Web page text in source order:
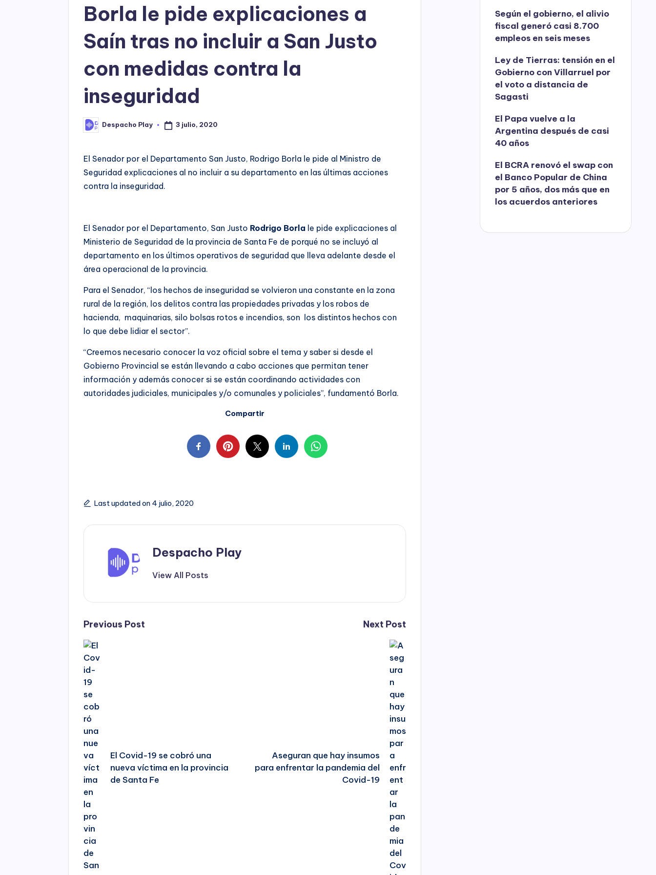
o
P
l
Borla le pide explicaciones a
Saín tras no incluir a San Justo
con medidas contra la
inseguridad
Posted
by
Despacho Play 3 julio, 2020
El Senador por el Departamento San Justo, Rodrigo Borla le pide al Ministro de
Seguridad explicaciones al no incluir a su departamento en las últimas acciones
contra la inseguridad.
El Senador por el Departamento, San Justo Rodrigo Borla le pide explicaciones al
Ministerio de Seguridad de la provincia de Santa Fe de porqué no se incluyó al
departamento en los últimos operativos de seguridad que lleva adelante desde el
área operacional de la provincia.
Para el Senador, “los hechos de inseguridad se volvieron una constante en la zona
rural de la región, los delitos contra las propiedades privadas y los robos de
hacienda, maquinarias, silo bolsas rotos e incendios, son los distintos hechos con
lo que debe lidiar el sector”.
“Creemos necesario conocer la voz oficial sobre el tema y saber si desde el
Gobierno Provincial se están llevando a cabo acciones que permitan tener
información y además conocer si se están coordinando actividades con
autoridades judiciales, municipales y/o comunales y policiales”, fundamentó Borla.
Compartir
Last updated on 4 julio, 2020
Despacho Play
View All Posts
Post
navigation
Previous Post
El Covid-19 se cobró una
nueva víctima en la provincia
de Santa Fe
Next Post
Aseguran que hay insumos
para enfrentar la pandemia del
Covid-19
Según el gobierno, el alivio
fiscal generó casi 8.700
empleos en seis meses
Ley de Tierras: tensión en el
Gobierno con Villarruel por
el voto a distancia de
Sagasti
El Papa vuelve a la
Argentina después de casi
40 años
El BCRA renovó el swap con
el Banco Popular de China
por 5 años, dos más que en
los acuerdos anteriores